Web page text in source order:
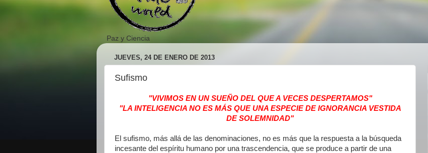
Paz y Ciencia
JUEVES, 24 DE ENERO DE 2013
Sufismo
"VIVIMOS EN UN SUEÑO DEL QUE A VECES DESPERTAMOS"
"LA INTELIGENCIA NO ES MÁS QUE UNA ESPECIE DE IGNORANCIA VESTIDA
DE SOLEMNIDAD"
El sufismo, más allá de las denominaciones, no es más que la respuesta a la búsqueda
incesante del espíritu humano por una trascendencia, que se produce a partir de una